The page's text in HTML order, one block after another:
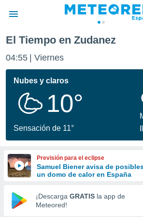
de
por
se
calidad.
a este
las
y
forma
digital
basada
El Tiempo en Zudanez
04:55 Viernes
Nubes y claros
10°
Sensación de 11°
Previsión para el eclipse
Samuel Biener avisa de
un domo de calor en España
¡Descarga GRATIS la app de
Meteored!